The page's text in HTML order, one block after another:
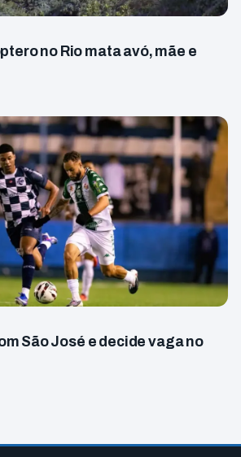
no Rio mata avó, mãe e
São José e decide vaga no